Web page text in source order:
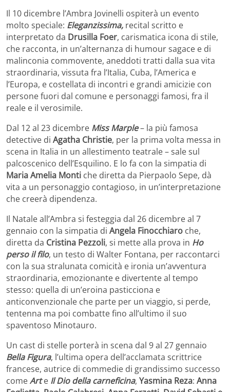
Il 10 dicembre l’Ambra Jovinelli ospiterà un evento
molto speciale: Eleganzissima, recital scritto e
interpretato da Drusilla Foer, carismatica icona di stile,
che racconta, in un’alternanza di humour sagace e di
malinconia commovente, aneddoti tratti dalla sua vita
straordinaria, vissuta fra l’Italia, Cuba, l’America e
l’Europa, e costellata di incontri e grandi amicizie con
persone fuori dal comune e personaggi famosi, fra il
reale e il verosimile.
Dal 12 al 23 dicembre Miss Marple– la più famosa
detective di Agatha Christie, per la prima volta messa in
scena in Italia in un allestimento teatrale – sale sul
palcoscenico dell’Esquilino. E lo fa con la simpatia di
Maria Amelia Monti che diretta da Pierpaolo Sepe, dà
vita a un personaggio contagioso, in un’interpretazione
che creerà dipendenza.
Il Natale all’Ambra si festeggia dal 26 dicembre al 7
gennaio con la simpatia di Angela Finocchiaro che,
diretta da Cristina Pezzoli, si mette alla prova in Ho
perso il filo, un testo di Walter Fontana, per raccontarci
con la sua stralunata comicità e ironia un’avventura
straordinaria, emozionante e divertente al tempo
stesso: quella di un’eroina pasticciona e
anticonvenzionale che parte per un viaggio, si perde,
tentenna ma poi combatte fino all’ultimo il suo
spaventoso Minotauro.
Un cast di stelle porterà in scena dal 9 al 27 gennaio
Bella Figura, l’ultima opera dell’acclamata scrittrice
francese, autrice di commedie di grandissimo successo
comeArte Il Dio della carneficina, Yasmina Reza: Anna